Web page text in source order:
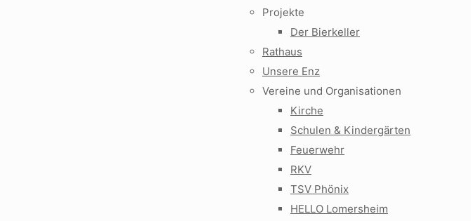
Projekte
Der Bierkeller
Rathaus
Unsere Enz
Vereine und Organisationen
Kirche
Schulen & Kindergärten
Feuerwehr
RKV
TSV Phönix
HELLO Lomersheim